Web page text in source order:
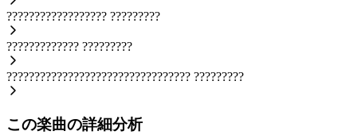
?????????????????? ?????????
????????????? ?????????
????????????????????????????????? ?????????
この楽曲の詳細分析